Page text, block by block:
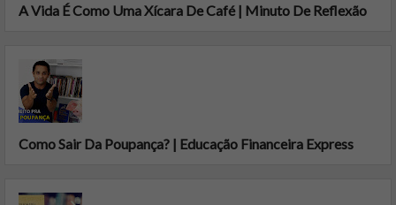
A Vida É Como Uma Xícara De Café | Minuto De Reflexão
Como Sair Da Poupança? | Educação Financeira Express